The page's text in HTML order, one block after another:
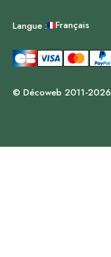
Langue : Français
© Décoweb 2011-2026